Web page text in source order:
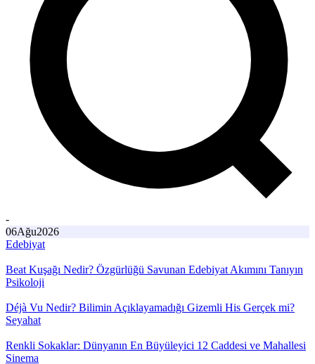
-
06Ağu2026
Edebiyat
Beat Kuşağı Nedir? Özgürlüğü Savunan Edebiyat Akımını Tanıyın
Psikoloji
Déjà Vu Nedir? Bilimin Açıklayamadığı Gizemli His Gerçek mi?
Seyahat
Renkli Sokaklar: Dünyanın En Büyüleyici 12 Caddesi ve Mahallesi
Sinema